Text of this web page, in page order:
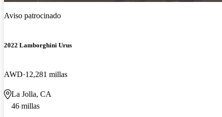
Aviso patrocinado
2022 Lamborghini Urus
AWD 12,281 millas
La Jolla, CA
46 millas